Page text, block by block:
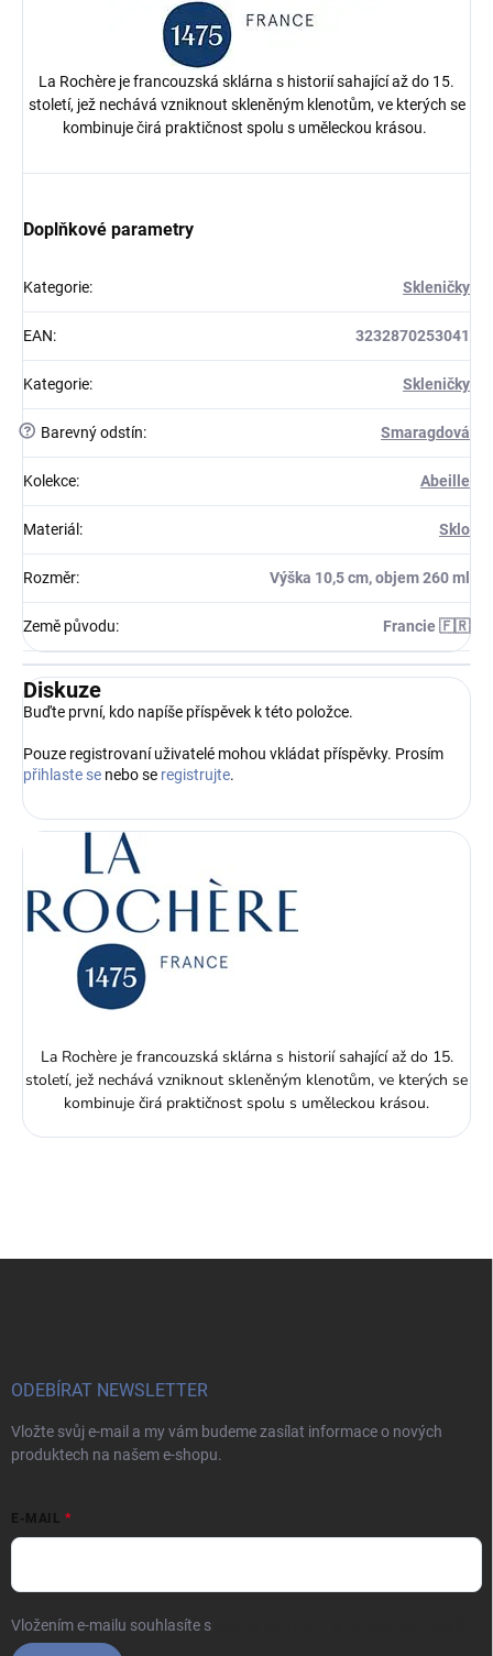
La Rochère je francouzská sklárna s historií sahající až do 15.
století, jež nechává vzniknout skleněným klenotům, ve kterých se
kombinuje čirá praktičnost spolu s uměleckou krásou.
Doplňkové parametry
Kategorie: Skleničky
EAN: 3232870253041
Kategorie: Skleničky
? Barevný odstín: Smaragdová
Kolekce: Abeille
Materiál : Sklo
Rozměr: Výška 10,5 cm, objem 260 ml
Země původu: Francie 🇫🇷
Diskuze
Buďte první, kdo napíše příspěvek k této položce.
Pouze registrovaní uživatelé mohou vkládat příspěvky. Prosím
přihlaste se nebo se registrujte.
La Rochère je francouzská sklárna s historií sahající až do 15.
století, jež nechává vzniknout skleněným klenotům, ve kterých se
kombinuje čirá praktičnost spolu s uměleckou krásou.
ODEBÍRAT NEWSLETTER
Vložte svůj e-mail a my vám budeme zasílat informace o nových
produktech na našem e-shopu.
E-MAIL
Vložením e-mailu souhlasíte s